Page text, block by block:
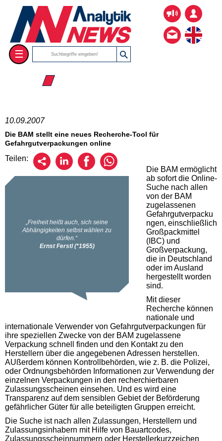
☰
☰ 2007
10.09.2007
Die BAM stellt eine neues Recherche-Tool für
Gefahrgutverpackungen online
Teilen:
Die BAM ermöglicht
ab sofort die Online-
Suche nach allen
von der BAM
zugelassenen
Gefahrgutverpacku
ngen, einschließlich
Großpackmittel
(IBC) und
Großverpackung,
die in Deutschland
oder im Ausland
hergestellt worden
sind.
Mit dieser
Recherche können
nationale und
internationale Verwender von Gefahrgutverpackungen für
ihre speziellen Zwecke von der BAM zugelassene
Verpackung schnell finden und den Kontakt zu den
Herstellern über die angegebenen Adressen herstellen.
AUßerdem können Kontrollbehörden, wie z. B. die Polizei,
oder Ordnungsbehörden Informationen zur Verwendung der
einzelnen Verpackungen in den recherchierbaren
Zulassungsscheinen einsehen. Und es wird eine
Transparenz auf dem sensiblen Gebiet der Beförderung
gefährlicher Güter für alle beteiligten Gruppen erreicht.
Die Suche ist nach allen Zulassungen, Herstellern und
Zulassungsinhabern mit Hilfe von Bauartcodes,
Zulassungsscheinnummern oder Herstellerkurzzeichen